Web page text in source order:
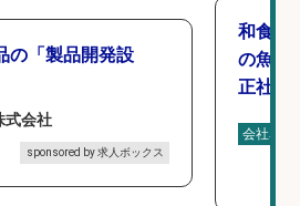
の「製品開発設
式会社
sponsored by 求人ボックス
和食,
の魚と
正社員
会社名